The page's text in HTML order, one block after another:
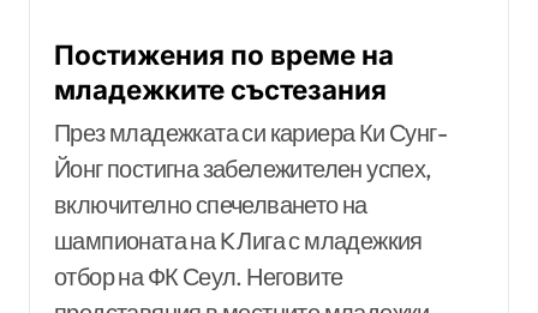
Постижения по време на
младежките състезания
През младежката си кариера Ки Сунг-
Йонг постигна забележителен успех,
включително спечелването на
шампионата на K Лига с младежкия
отбор на ФК Сеул. Неговите